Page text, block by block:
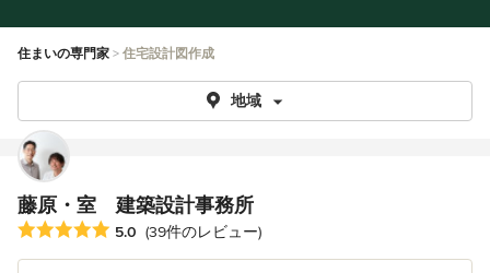
住まいの専門家 住宅設計図作成
地域
藤原・室 建築設計事務所
平均評価：5つ星中 星5
5.0 (39件のレビュー)